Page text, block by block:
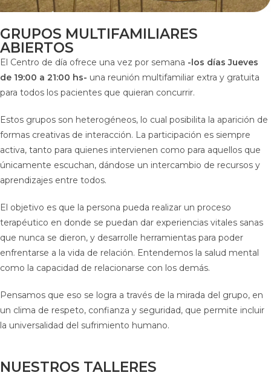
GRUPOS MULTIFAMILIARES
ABIERTOS
El Centro de día ofrece una vez por semana -los días Jueves
de 19:00 a 21:00 hs- una reunión multifamiliar extra y gratuita
para todos los pacientes que quieran concurrir.
Estos grupos son heterogéneos, lo cual posibilita la aparición de
formas creativas de interacción. La participación es siempre
activa, tanto para quienes intervienen como para aquellos que
únicamente escuchan, dándose un intercambio de recursos y
aprendizajes entre todos.
El objetivo es que la persona pueda realizar un proceso
terapéutico en donde se puedan dar experiencias vitales sanas
que nunca se dieron, y desarrolle herramientas para poder
enfrentarse a la vida de relación. Entendemos la salud mental
como la capacidad de relacionarse con los demás.
Pensamos que eso se logra a través de la mirada del grupo, en
un clima de respeto, confianza y seguridad, que permite incluir
la universalidad del sufrimiento humano.
NUESTROS TALLERES